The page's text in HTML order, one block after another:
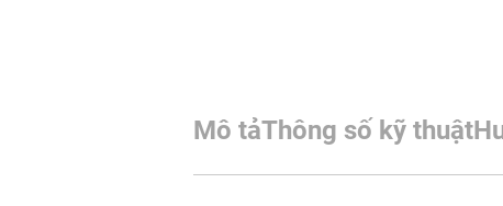
Mô tảThông số kỹ thuật